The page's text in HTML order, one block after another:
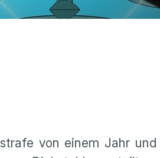
von einem Jahr